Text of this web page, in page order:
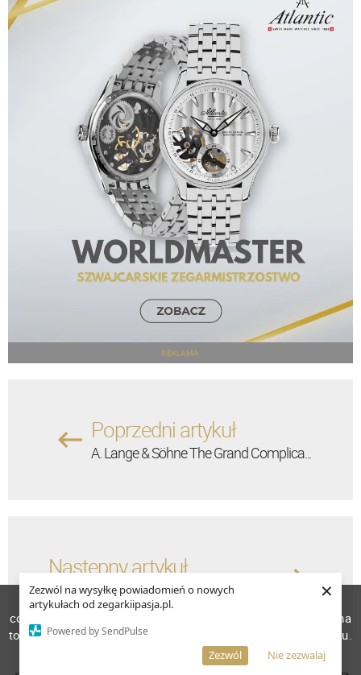
Zezwól na wysyłkę powiadomień o nowych
artykułach od zegarkiipasja.pl.
Powered by SendPulse
Nie zezwalaj
Zezwól
×
REKLAMA
Poprzedni artykuł
A. Lange & Söhne The Grand Complica...
Następny artykuł
FORTIS Tycoon Chronograph - oldscho...
W celu poprawienia jakości usług korzystamy z plików
cookies. Pozostanie na stronie oznacza, iż wyrażasz zgodę na
to, że pliki cookies będą przechowywane w Twoim urządzeniu.
Więcej informacji